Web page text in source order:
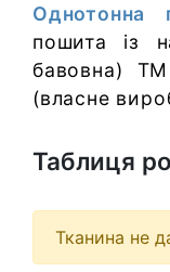
Однотонна
пошита із
бавовна)
(власне
Таблиця
Тканина не